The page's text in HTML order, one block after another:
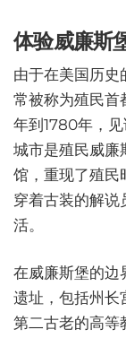
体验威廉斯
由于在美国历史
常被称为殖民首
年到1780年，
城市是殖民威廉
馆，重现了殖民
穿着古装的解说
活。
在威廉斯堡的边
遗址，包括州长
第二古老的高等